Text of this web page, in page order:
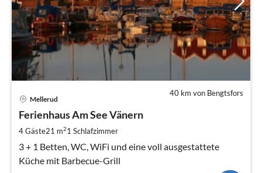
40 km von Bengtsfors
Mellerud
Ferienhaus Am See Vänern
4 Gäste21 m21 Schlafzimmer
3 + 1 Betten, WC, WiFi und eine voll ausgestattete
Küche mit Barbecue-Grill